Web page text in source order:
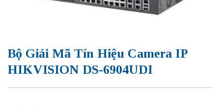
Bộ Giải Mã Tín Hiệu Camera IP
HIKVISION DS-6904UDI